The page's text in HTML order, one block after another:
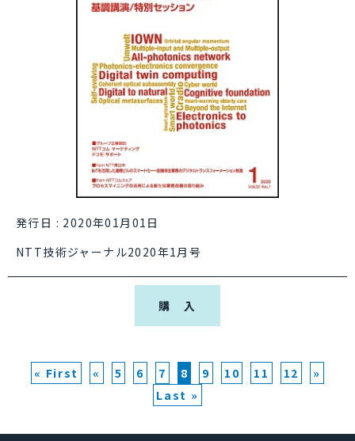
発行日 : 2020年01月01日
NTT技術ジャーナル2020年1月号
購 入
« First « 5 6 7 8 9 10 11 12
»
Last »